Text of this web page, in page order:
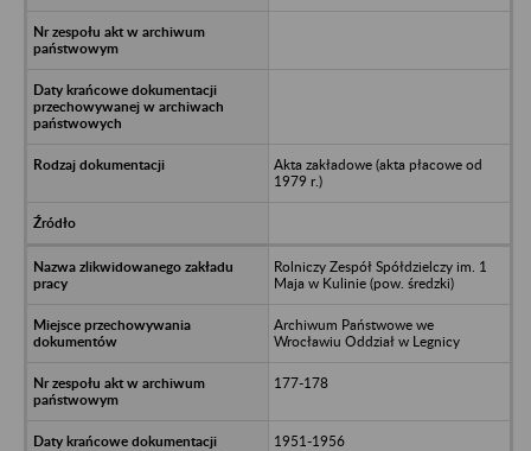
Akta zakładowe (akta płacowe od
1979 r.)
Rolniczy Zespół Spółdzielczy im. 1
Maja w Kulinie (pow. średzki)
Archiwum Państwowe we
Wrocławiu Oddział w Legnicy
177-178
1951-1956